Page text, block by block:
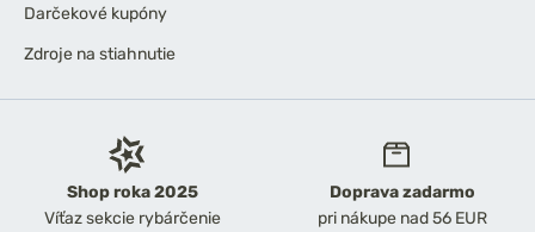
Shop roka 2025
Víťaz sekcie rybárčenie
Doprava zadarmo
pri nákupe nad 56 EUR
Darčekové kupóny
Zdroje na stiahnutie